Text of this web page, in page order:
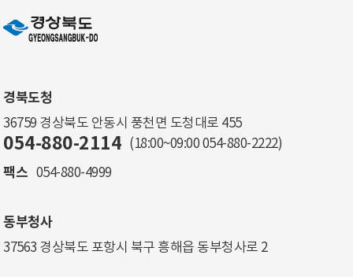
경북도청
36759 경상북도 안동시 풍천면 도청대로 455
054-880-2114 (18:00~09:00 054-880-2222)
팩스 054-880-4999
동부청사
37563 경상북도 포항시 북구 흥해읍 동부청사로 2